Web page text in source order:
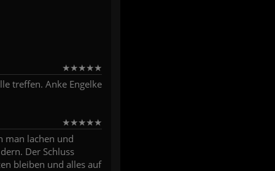
★★★★★
treffen. Anke Engelke
★★★★★
man lachen und
Der Schluss
bleiben und alles auf